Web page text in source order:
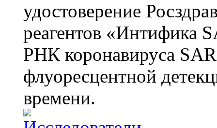
удостоверение
реагентов «Интифика
РНК коронавируса
флуоресцентной
времени.